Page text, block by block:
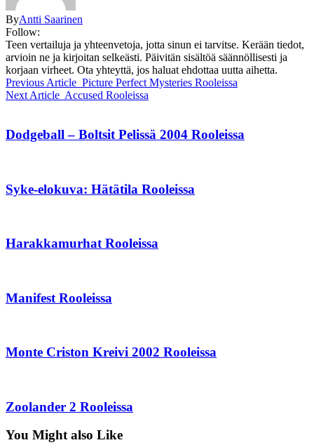
ByAntti Saarinen
Follow:
Teen vertailuja ja yhteenvetoja, jotta sinun ei tarvitse. Kerään tiedot,
arvioin ne ja kirjoitan selkeästi. Päivitän sisältöä säännöllisesti ja
korjaan virheet. Ota yhteyttä, jos haluat ehdottaa uutta aihetta.
Previous Article Picture Perfect Mysteries Rooleissa
Next Article Accused Rooleissa
Dodgeball – Boltsit Pelissä 2004 Rooleissa
Syke-elokuva: Hätätila Rooleissa
Harakkamurhat Rooleissa
Manifest Rooleissa
Monte Criston Kreivi 2002 Rooleissa
Zoolander 2 Rooleissa
You Might also Like